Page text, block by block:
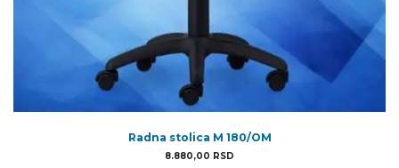
Radna stolica M 180/OM
8.880,00 RSD